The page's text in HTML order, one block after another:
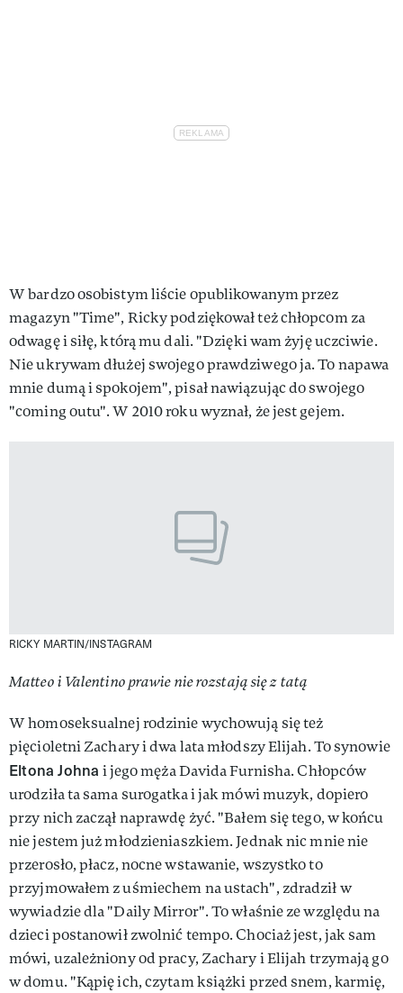
W bardzo osobistym liście opublikowanym przez
magazyn "Time", Ricky podziękował też chłopcom za
odwagę i siłę, którą mu dali. "Dzięki wam żyję uczciwie.
Nie ukrywam dłużej swojego prawdziwego ja. To napawa
mnie dumą i spokojem", pisał nawiązując do swojego
"coming outu". W 2010 roku wyznał, że jest gejem.
RICKY MARTIN/INSTAGRAM
Matteo i Valentino prawie nie rozstają się z tatą
W homoseksualnej rodzinie wychowują się też
pięcioletni Zachary i dwa lata młodszy Elijah. To synowie
Eltona Johna i jego męża Davida Furnisha. Chłopców
urodziła ta sama surogatka i jak mówi muzyk, dopiero
przy nich zaczął naprawdę żyć. "Bałem się tego, w końcu
nie jestem już młodzieniaszkiem. Jednak nic mnie nie
przerosło, płacz, nocne wstawanie, wszystko to
przyjmowałem z uśmiechem na ustach", zdradził w
wywiadzie dla "Daily Mirror". To właśnie ze względu na
dzieci postanowił zwolnić tempo. Chociaż jest, jak sam
mówi, uzależniony od pracy, Zachary i Elijah trzymają go
w domu. "Kąpię ich, czytam książki przed snem, karmię,